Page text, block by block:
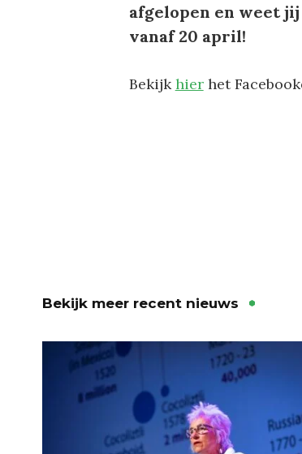
afgelopen en weet
vanaf 20 april!
Bekijkhierhet
Bekijk meer recent nieuws